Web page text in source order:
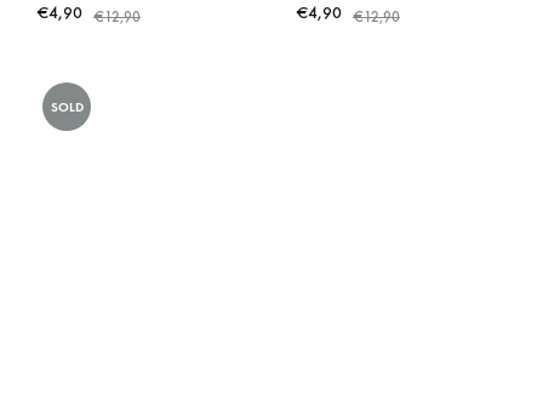
€4,90 €12,90 €4,90 €12,90
SOLD